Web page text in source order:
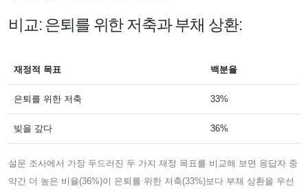
비교: 은퇴를 위한 저축과 부채 상환:
재정적 목표 백분율
은퇴를 위한 저축 33%
빚을 갚다 36%
설문 조사에서 가장 두드러진 두 가지 재정 목표를 비교해 보면 응답자 중
약간 더 높은 비율(36%)이 은퇴를 위한 저축(33%)보다 부채 상환을 우선